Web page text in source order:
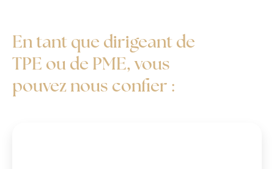
En tant que dirigeant de
TPE ou de PME, vous
pouvez nous confier :